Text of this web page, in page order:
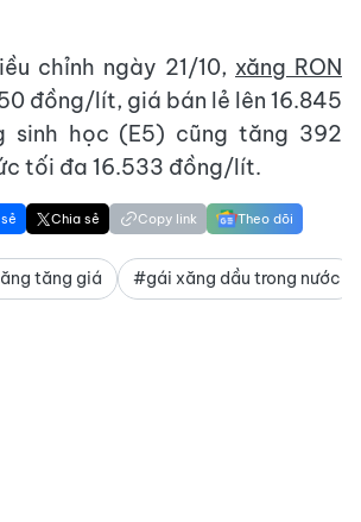
chỉnh ngày 21/10, xăng RON
đồng/lít, giá bán lẻ lên 16.845
sinh học (E5) cũng tăng 392
tối đa 16.533 đồng/lít.
Chia sẻ Copy link Theo dõi
tăng giá #gái xăng dầu trong nước